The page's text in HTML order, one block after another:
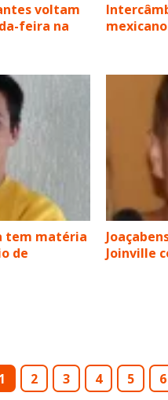
voltam
feira na
tem matéria
de
Joinville
1 2 3 4 5 6